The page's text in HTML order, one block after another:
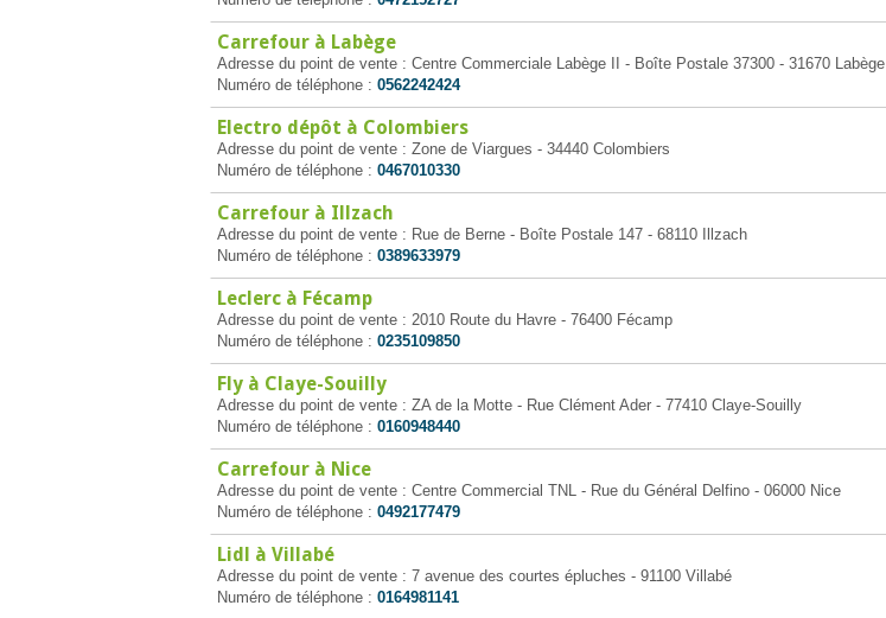
Carrefour à Labège
Adresse du point de vente : Centre Commerciale Labège II - Boîte Postale 37300 - 31670 Labège
Numéro de téléphone : 0562242424
Electro dépôt à Colombiers
Adresse du point de vente : Zone de Viargues - 34440 Colombiers
Numéro de téléphone : 0467010330
Carrefour à Illzach
Adresse du point de vente : Rue de Berne - Boîte Postale 147 - 68110 Illzach
Numéro de téléphone : 0389633979
Leclerc à Fécamp
Adresse du point de vente : 2010 Route du Havre - 76400 Fécamp
Numéro de téléphone : 0235109850
Fly à Claye-Souilly
Adresse du point de vente : ZA de la Motte - Rue Clément Ader - 77410 Claye-Souilly
Numéro de téléphone : 0160948440
Carrefour à Nice
Adresse du point de vente : Centre Commercial TNL - Rue du Général Delfino - 06000 Nice
Numéro de téléphone : 0492177479
Lidl à Villabé
Adresse du point de vente : 7 avenue des courtes épluches - 91100 Villabé
Numéro de téléphone : 0164981141